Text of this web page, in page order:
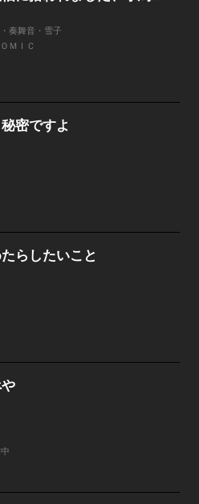
奏舞音・雪子
ＭＩＣ
密ですよ
らしたいこと